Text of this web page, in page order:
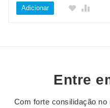
Adicionar
Entre
Com forte consilidação